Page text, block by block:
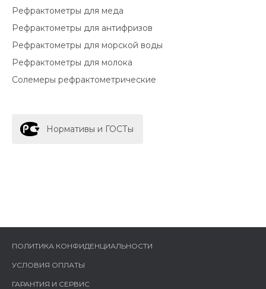
Рефрактометры для меда
Рефрактометры для антифризов
Рефрактометры для морской воды
Рефрактометры для молока
Солемеры рефрактометрические
Нормативы и ГОСТы
ПОЛИТИКА КОНФИДЕНЦИАЛЬНОСТИ
УСЛОВИЯ ОПЛАТЫ
ГАРАНТИЯ И СЕРВИС